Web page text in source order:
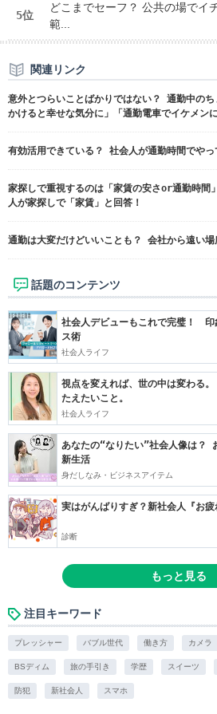
5位
どこまでセーフ？ 公共の場でイ
範...
関連リンク
意外とつらいことばかりではない？ 通勤中の
かけると幸せな気分に」「通勤電車でイケメンに
有効活用できている？ 社会人が通勤時間でや
家探しで重視するのは「家賃の安さor通勤時
人が家探しで「家賃」と回答！
通勤は大変だけどいいことも？ 会社から遠い
話題のコンテンツ
社会人デビューもこれで完璧！ 印
ス術
社会人ライフ
視点を変えれば、世の中は変わる
たえたいこと。
社会人ライフ
あなたの“なりたい”社会人像は？
新生活
身だしなみ・ビジネスアイテム
実はがんばりすぎ？新社会人『お
診断
もっと見る
注目キーワード
プレッシャー バブル世代 働き方 カメラ
BSディム 旅の手引き 学歴 スイーツ
防犯 新社会人 スマホ